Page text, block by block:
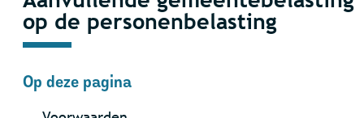
op de personenbelasting
Op deze pagina